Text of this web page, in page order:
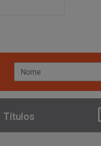
Títulos